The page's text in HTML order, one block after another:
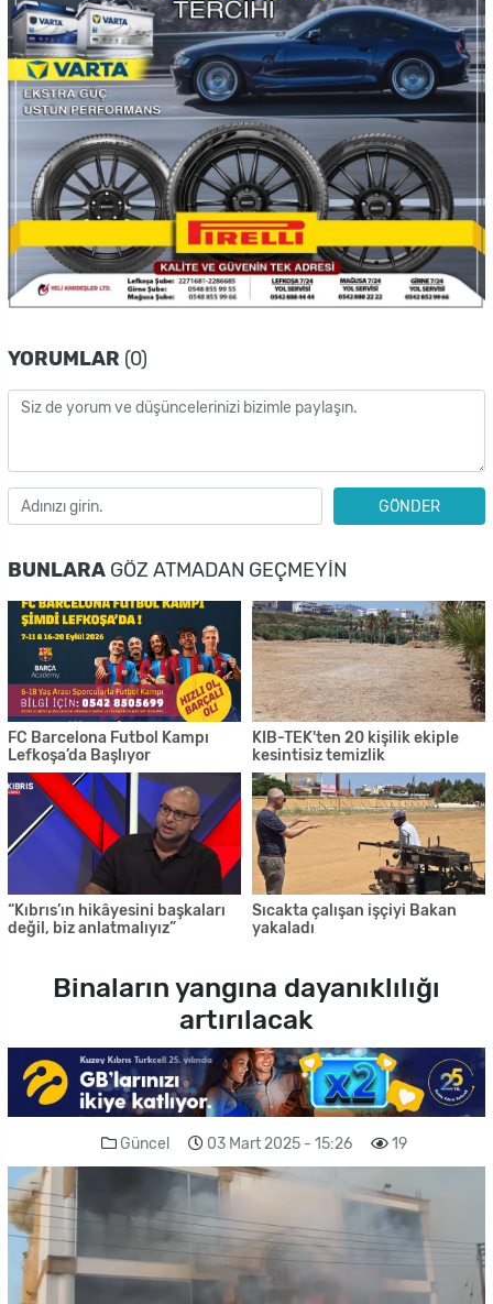
YORUMLAR (0)
GÖNDER
BUNLARA GÖZ ATMADAN GEÇMEYIN
FC Barcelona Futbol Kampı
Lefkoşa’da Başlıyor
KIB-TEK'ten 20 kişilik ekiple
kesintisiz temizlik
“Kıbrıs’ın hikâyesini başkaları
değil, biz anlatmalıyız”
Sıcakta çalışan işçiyi Bakan
yakaladı
Binaların yangına dayanıklılığı
artırılacak
Güncel 03 Mart 2025 - 15:26 19